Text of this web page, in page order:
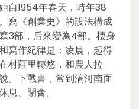
自1954年春天，時年38
寫《創業史》的設法構成
3部，后來變為4部。棲身
寫作紀律是：凌晨，起得
村莊里轉悠，和農人拉
。下戰書，常到滈河南面
息、閉會。